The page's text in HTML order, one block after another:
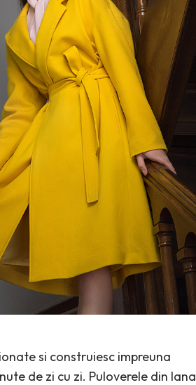
si construiesc impreuna
de zi cu zi. Puloverele din lana